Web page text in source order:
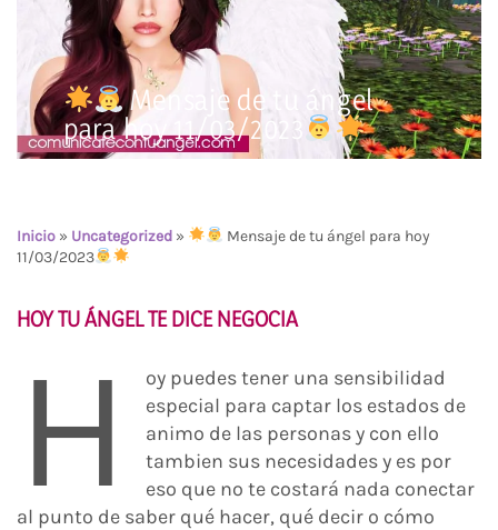
Mensaje de tu ángel
para hoy 11/03/2023
Inicio » Uncategorized »
Mensaje de tu ángel para hoy
11/03/2023
HOY TU ÁNGEL TE DICE NEGOCIA
H
oy puedes tener una sensibilidad
especial para captar los estados de
animo de las personas y con ello
tambien sus necesidades y es por
eso que no te costará nada conectar
al punto de saber qué hacer, qué decir o cómo